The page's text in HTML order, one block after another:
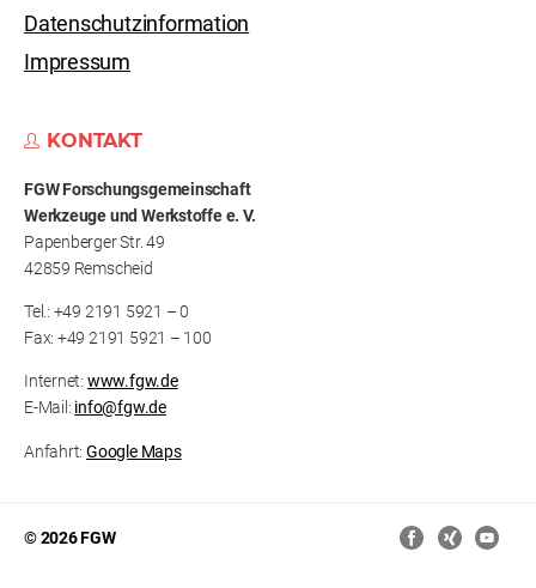
Datenschutzinformation
Impressum
KONTAKT
FGW Forschungs­gemeinschaft
Werkzeuge und Werkstoffe e. V.
Papenberger Str. 49
42859 Remscheid
Tel.: +49 2191 5921 – 0
Fax: +49 2191 5921 – 100
Internet: www.fgw.de
E-Mail: info@fgw.de
Anfahrt:Google Maps
© 2026 FGW